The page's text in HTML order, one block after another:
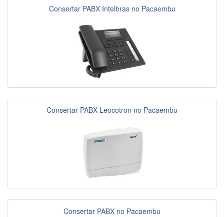
Consertar PABX Intelbras no Pacaembu
Consertar PABX Leocotron no Pacaembu
Consertar PABX no Pacaembu